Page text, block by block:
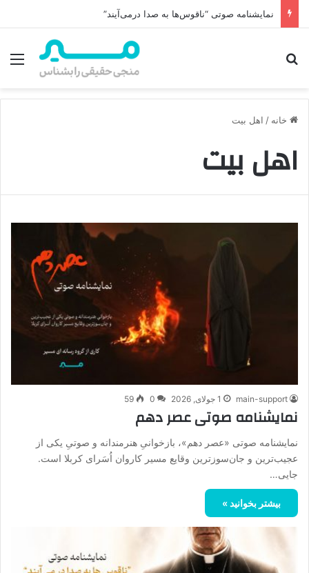
نمایشنامه صوتی “ناقوس‌ها به صدا در‌می‌آیند”
خانه / اهل بیت
اهل بیت
main-support 1 جولای, 2026 0
59
نمایشنامه صوتی عصر دهم
نمایشنامه صوتی «عصر دهم»، بازخوانیِ هنرمندانه و صوتیِ یکی از
عجیب‌ترین و جان‌سوزترین وقایع مسیر کاروان اُسَرای کربلا است.
جایی…
بیشتر بخوانید »